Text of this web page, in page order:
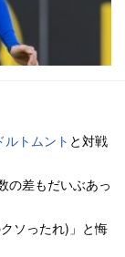
ルトムント と対戦
の差もだいぶあっ
ソったれ)」と悔